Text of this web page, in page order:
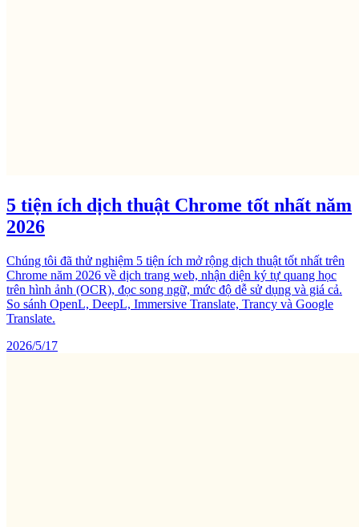
5 tiện ích dịch thuật Chrome tốt nhất năm
2026
Chúng tôi đã thử nghiệm 5 tiện ích mở rộng dịch thuật tốt nhất trên
Chrome năm 2026 về dịch trang web, nhận diện ký tự quang học
trên hình ảnh (OCR), đọc song ngữ, mức độ dễ sử dụng và giá cả.
So sánh OpenL, DeepL, Immersive Translate, Trancy và Google
Translate.
2026/5/17